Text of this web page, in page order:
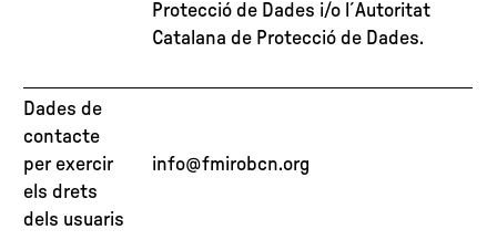
Protecció de Dades i/o l´Autoritat
Catalana de Protecció de Dades.
Dades de
contacte
per exercir
els drets
dels usuaris
info@fmirobcn.org